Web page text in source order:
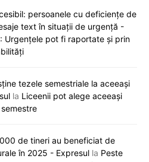
persoanele cu deficiențe de
text în situații de urgență -
Urgențele pot fi raportate și prin
tezele semestriale la aceeași
la Liceenii pot alege aceeași
de tineri au beneficiat de
în 2025 - Expresul la Peste